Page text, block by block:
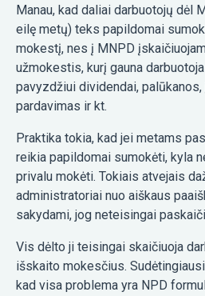
Manau, kad daliai darbuotojų dėl
eilę metų) teks papildomai
mokestį, nes į MNPD
užmokestis, kurį gauna
pavyzdžiui dividendai,
pardavimas ir kt.
Praktika tokia, kad jei metams
reikia papildomai sumokėti, kyla
privalu mokėti. Tokiais atvejais
administratoriai nuo aiškaus
sakydami, jog neteisingai
Vis dėlto ji teisingai skaičiuoja
išskaito mokesčius.
kad visa problema yra NPD